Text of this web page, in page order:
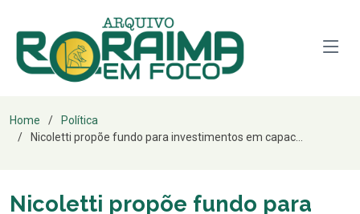
Home
Política
Nicoletti propõe fundo para investimentos em capac...
Nicoletti propõe fundo para